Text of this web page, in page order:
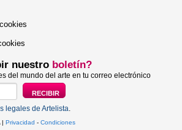
nuestro boletín?
del mundo del arte en tu correo electrónico
legales de Artelista.
| Privacidad - Condiciones